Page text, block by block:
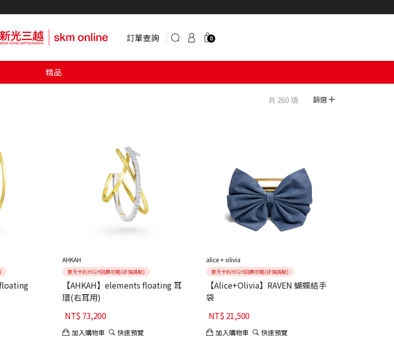
訂單查詢 0
精品
篩選
共 260 項
AHKAH
夏天卡利HIGH回饋攻略(詳情請點)
【AHKAH】elements floating 耳
環(右耳用)
NT$73,200
加入購物車 快速預覽
alice + olivia
夏天卡利HIGH回饋攻略(詳情請點)
【Alice+Olivia】RAVEN 蝴蝶結手
袋
NT$21,500
加入購物車 快速預覽